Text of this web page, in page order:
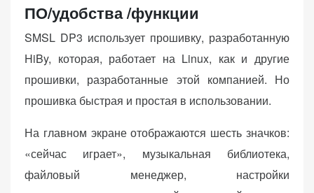
ПО/удобства /функции
SMSL DP3 использует прошивку, разработанную
HiBy, которая, работает на Linux, как и другие
прошивки, разработанные этой компанией. Но
прошивка быстрая и простая в использовании.
На главном экране отображаются шесть значков:
«сейчас играет», музыкальная библиотека,
файловый менеджер, настройки